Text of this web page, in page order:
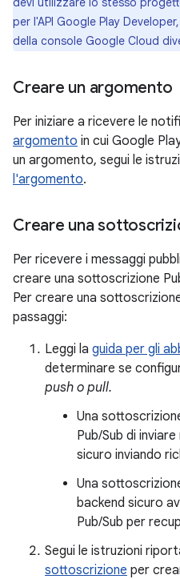
per l'API Google Play
della console Google Cloud
Creare un argomento
Per iniziare a ricevere le
argomento in cui Google
un argomento, segui le
l'argomento.
Creare una
Per ricevere i messaggi
creare una sottoscrizione
Per creare una
passaggi:
Leggi la guida per gli
determinare se
push o pull.
Una
Pub/Sub di
sicuro inviando
Una
backend sicuro
Pub/Sub per
Segui le istruzioni
sottoscrizione per